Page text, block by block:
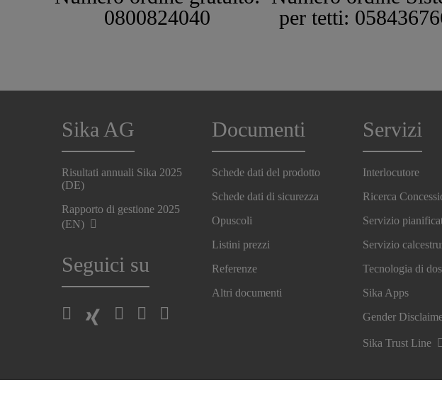
0800824040
per tetti:
Sika AG
Risultati annuali Sika 2025
(DE)
Rapporto di gestione 2025
(EN)
Seguici su
Documenti
Schede dati del prodotto
Schede dati di sicurezza
Opuscoli
Listini prezzi
Referenze
Altri documenti
Servizi
Interlocutore
Ricerca
Servizio
Servizio
Tecnologia di
Sika Apps
Gender
Sika Trust Line